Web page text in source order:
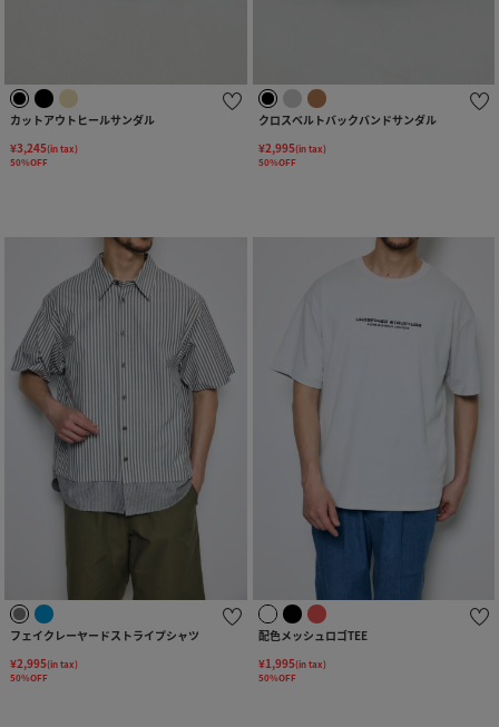
カットアウトヒールサンダル
¥3,245(in tax)
50%OFF
クロスベルトバックバンドサンダル
¥2,995(in tax)
50%OFF
フェイクレーヤードストライプシャツ
¥2,995(in tax)
50%OFF
配色メッシュロゴTEE
¥1,995(in tax)
50%OFF